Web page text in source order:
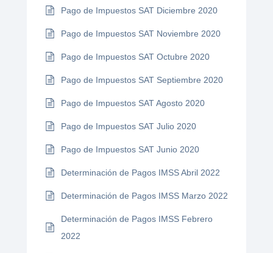
Pago de Impuestos SAT Diciembre 2020
Pago de Impuestos SAT Noviembre 2020
Pago de Impuestos SAT Octubre 2020
Pago de Impuestos SAT Septiembre 2020
Pago de Impuestos SAT Agosto 2020
Pago de Impuestos SAT Julio 2020
Pago de Impuestos SAT Junio 2020
Determinación de Pagos IMSS Abril 2022
Determinación de Pagos IMSS Marzo 2022
Determinación de Pagos IMSS Febrero
2022